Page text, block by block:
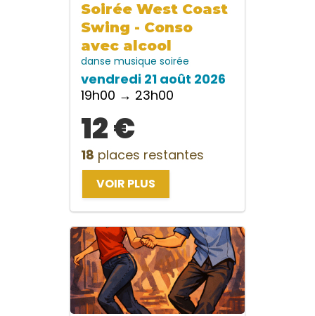
Soirée West Coast
Swing - Conso
avec alcool
danse musique soirée
vendredi 21 août 2026
19h00 → 23h00
12 €
18 places restantes
VOIR PLUS